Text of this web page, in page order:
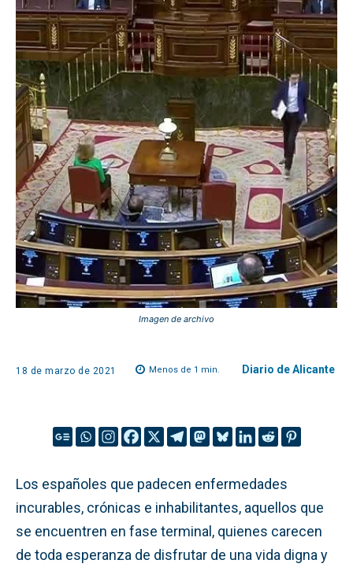
Imagen de archivo
18 de marzo de 2021 Menos de 1 min. Diario de Alicante
Los españoles que padecen enfermedades
incurables, crónicas e inhabilitantes, aquellos que
se encuentren en fase terminal, quienes carecen
de toda esperanza de disfrutar de una vida digna y